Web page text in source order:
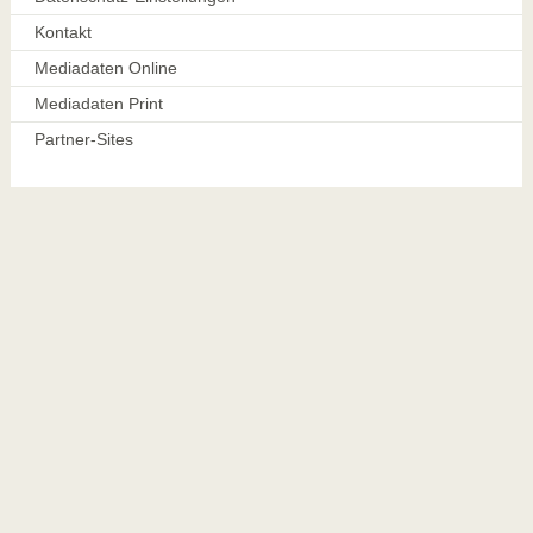
Kontakt
Mediadaten Online
Mediadaten Print
Partner-Sites